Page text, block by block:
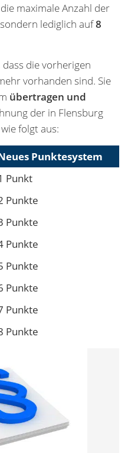
maximale Anzahl der
lediglich auf8
die vorherigen
vorhanden sind. Sie
übertragen und
der in Flensburg
folgt aus:
Punktesystem
Punkt
Punkte
Punkte
Punkte
Punkte
Punkte
Punkte
Punkte